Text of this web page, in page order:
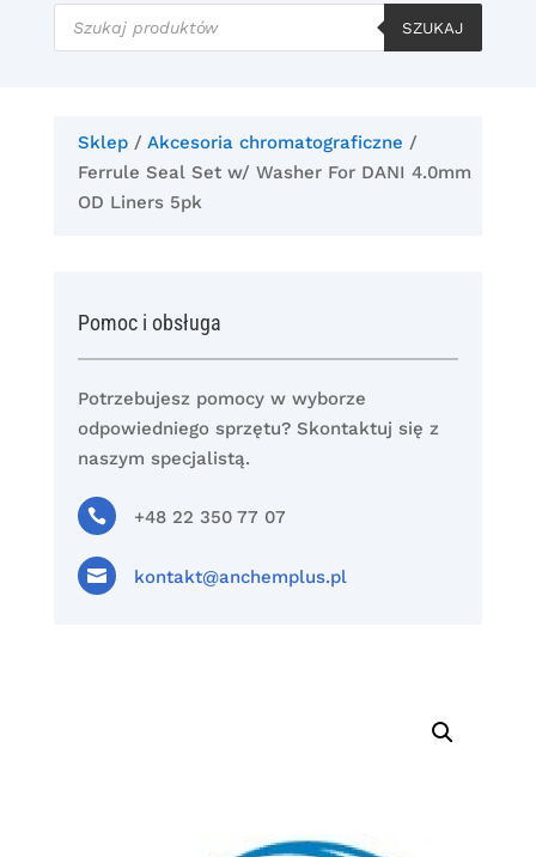
Wyszukiwarka
produktów
SZUKAJ
Sklep/ Akcesoria chromatograficzne /
Ferrule Seal Set w/ Washer For DANI 4.0mm
OD Liners 5pk
Pomoc i obsługa
Potrzebujesz pomocy w wyborze
odpowiedniego sprzętu? Skontaktuj się z
naszym specjalistą.
 +48 22 350 77 07
 kontakt@anchemplus.pl